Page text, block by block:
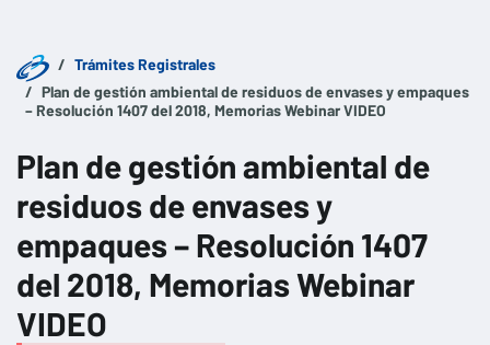
Trámites Registrales
Plan de gestión ambiental de residuos de envases y empaques
– Resolución 1407 del 2018, Memorias Webinar VIDEO
Plan de gestión ambiental de
residuos de envases y
empaques – Resolución 1407
del 2018, Memorias Webinar
VIDEO